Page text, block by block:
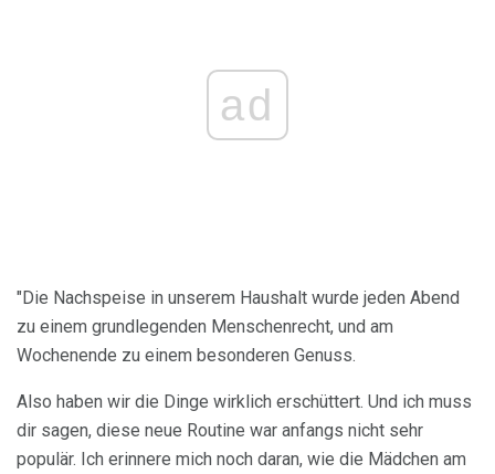
ad
"Die Nachspeise in unserem Haushalt wurde jeden Abend
zu einem grundlegenden Menschenrecht, und am
Wochenende zu einem besonderen Genuss.
Also haben wir die Dinge wirklich erschüttert. Und ich muss
dir sagen, diese neue Routine war anfangs nicht sehr
populär. Ich erinnere mich noch daran, wie die Mädchen am